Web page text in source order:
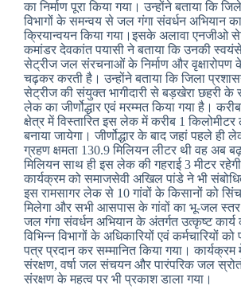
का निर्माण पूरा किया गया। उन्‍होंने बताया कि
विभागों के समन्‍वय से जल गंगा संवर्धन अभियान
क्रियान्‍वयन किया गया।इसके अलावा एनजीओ
कमांडर देवकांत पयासी ने बताया कि उनकी
सेट्रीज जल संरचनाओं के निर्माण और वृक्षारोपण
चढ़कर करती है। उन्‍होंने बताया कि जिला
सेट्रीज की संयुक्‍त भागीदारी से बड़खेरा छहरी के
लेक का जीर्णोद्धार एवं मरम्‍मत किया गया है।
क्षेत्र में विस्‍तारित इस लेक में करीब 1 किलोमीटर
बनाया जायेगा। जीर्णोद्धार के बाद जहां पहले ही
ग्रहण क्षमता 130.9 मिलियन लीटर थी वह अब
मिलियन साथ ही इस लेक की गहराई 3 मीटर
कार्यक्रम को समाजसेवी अखिल पांडे ने भी
इस रामसागर लेक से 10 गांवों के किसानों को
मिलेगा और सभी आसपास के गांवों का भू-जल स्‍तर
जल गंगा संवर्धन अभियान के अंतर्गत उत्कृष्ट
विभिन्न विभागों के अधिकारियों एवं कर्मचारियों
पत्र प्रदान कर सम्मानित किया गया।
संरक्षण, वर्षा जल संचयन और पारंपरिक जल
संरक्षण के महत्व पर भी प्रकाश डाला गया।